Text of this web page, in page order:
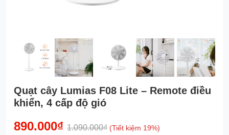
Quạt cây Lumias F08 Lite – Remote điều
khiển, 4 cấp độ gió
890.000₫ 1.090.000₫ (Tiết kiệm 19%)